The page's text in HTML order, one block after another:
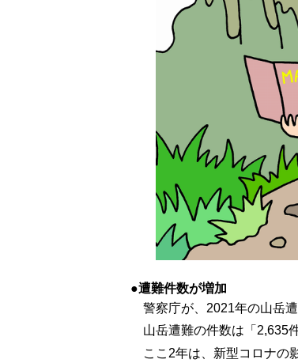
遭難件数が増加
警察庁が、2021年の山岳
山岳遭難の件数は「2,635
ここ2年は、新型コロナの